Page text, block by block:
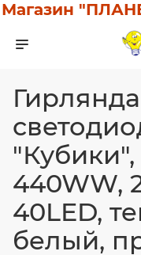
Гирлянда
"Кубики",
440WW,
40LED,
белый,